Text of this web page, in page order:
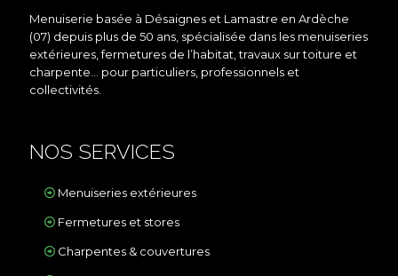
Menuiserie basée à Désaignes et Lamastre en Ardèche
(07) depuis plus de 50 ans, spécialisée dans les menuiseries
extérieures, fermetures de l’habitat, travaux sur toiture et
charpente… pour particuliers, professionnels et
collectivités.
NOS SERVICES
Menuiseries extérieures
Fermetures et stores
Charpentes & couvertures